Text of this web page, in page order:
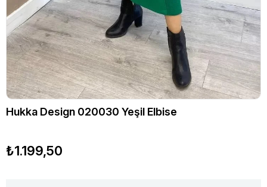
Hukka Design 020030 Yeşil Elbise
₺1.199,50